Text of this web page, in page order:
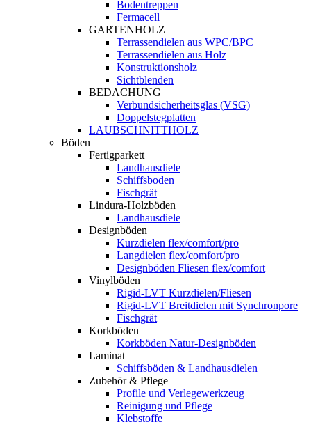
Bodentreppen
Fermacell
GARTENHOLZ
Terrassendielen aus WPC/BPC
Terrassendielen aus Holz
Konstruktionsholz
Sichtblenden
BEDACHUNG
Verbundsicherheitsglas (VSG)
Doppelstegplatten
LAUBSCHNITTHOLZ
Böden
Fertigparkett
Landhausdiele
Schiffsboden
Fischgrät
Lindura-Holzböden
Landhausdiele
Designböden
Kurzdielen flex/comfort/pro
Langdielen flex/comfort/pro
Designböden Fliesen flex/comfort
Vinylböden
Rigid-LVT Kurzdielen/Fliesen
Rigid-LVT Breitdielen mit Synchronpore
Fischgrät
Korkböden
Korkböden Natur-Designböden
Laminat
Schiffsböden & Landhausdielen
Zubehör & Pflege
Profile und Verlegewerkzeug
Reinigung und Pflege
Klebstoffe